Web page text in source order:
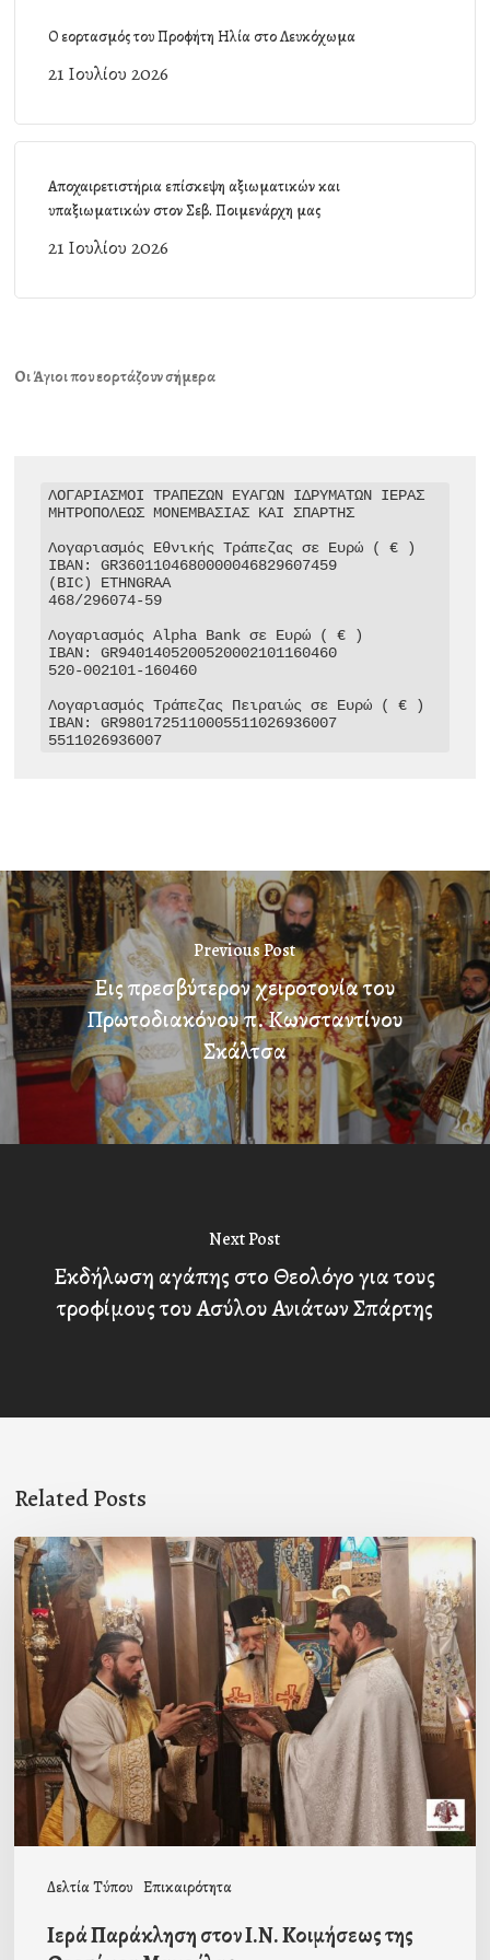
Ο εορτασμός του Προφήτη Ηλία στο Λευκόχωμα
21 Ιουλίου 2026
Αποχαιρετιστήρια επίσκεψη αξιωματικών και
υπαξιωματικών στον Σεβ. Ποιμενάρχη μας
21 Ιουλίου 2026
Οι Άγιοι που εορτάζουν σήμερα
ΛΟΓΑΡΙΑΣΜΟΙ ΤΡΑΠΕΖΩΝ ΕΥΑΓΩΝ ΙΔΡΥΜΑΤΩΝ ΙΕΡΑΣ
ΜΗΤΡΟΠΟΛΕΩΣ ΜΟΝΕΜΒΑΣΙΑΣ ΚΑΙ ΣΠΑΡΤΗΣ
Λογαριασμός Εθνικής Τράπεζας σε Ευρώ ( € )
IBAN: GR3601104680000046829607459
(BIC) ETHNGRAA
468/296074-59
Λογαριασμός Alpha Bank σε Ευρώ ( € )
IBAN: GR9401405200520002101160460
520-002101-160460
Λογαριασμός Τράπεζας Πειραιώς σε Ευρώ ( € )
IBAN: GR9801725110005511026936007
5511026936007
Previous Post
Εις πρεσβύτερον χειροτονία του
Πρωτοδιακόνου π. Κωνσταντίνου
Σκάλτσα
Next Post
Εκδήλωση αγάπης στο Θεολόγο για τους
τροφίμους του Ασύλου Ανιάτων Σπάρτης
Related Posts
Δελτία Τύπου Επικαιρότητα
Ιερά
Παράκληση
στον
Ι.Ν.
Κοιμήσεως
της
Θεοτόκου
Μαγούλας
Ιερά Παράκληση στον Ι.Ν. Κοιμήσεως της